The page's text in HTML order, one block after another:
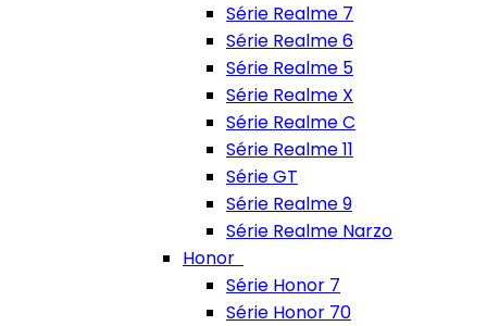
Série Realme 7
Série Realme 6
Série Realme 5
Série Realme X
Série Realme C
Série Realme 11
Série GT
Série Realme 9
Série Realme Narzo
Honor
Série Honor 7
Série Honor 70